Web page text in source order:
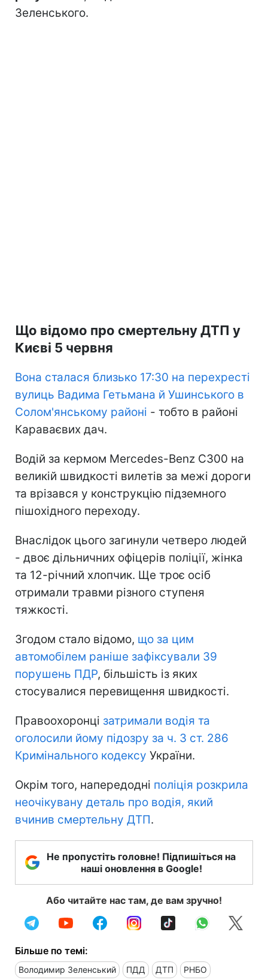
Зеленського.
Що відомо про смертельну ДТП у
Києві 5 червня
Вона сталася близько 17:30 на перехресті
вулиць Вадима Гетьмана й Ушинського в
Солом'янському районі - тобто в районі
Караваєвих дач.
Водій за кермом Mercedes-Benz C300 на
великій швидкості вилетів за межі дороги
та врізався у конструкцію підземного
пішохідного переходу.
Внаслідок цього загинули четверо людей
- двоє дільничних офіцерів поліції, жінка
та 12-річний хлопчик. Ще троє осіб
отримали травми різного ступеня
тяжкості.
Згодом стало відомо, що за цим
автомобілем раніше зафіксували 39
порушень ПДР, більшість із яких
стосувалися перевищення швидкості.
Правоохоронці затримали водія та
оголосили йому підозру за ч. 3 ст. 286
Кримінального кодексу України.
Окрім того, напередодні поліція розкрила
неочікувану деталь про водія, який
вчинив смертельну ДТП.
Не пропустіть головне! Підпишіться на
наші оновлення в Google!
Або читайте нас там, де вам зручно!
Більше по темі:
Володимир Зеленський ПДД ДТП РНБО